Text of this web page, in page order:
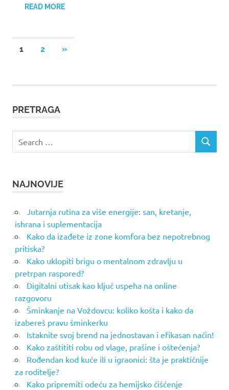
READ MORE
Пагинација
1 2
NEXT
»
PRETRAGA
for:
SEARCH
NAJNOVIJE
Jutarnja rutina za više energije: san, kretanje,
ishrana i suplementacija
Kako da izađete iz zone komfora bez nepotrebnog
pritiska?
Kako uklopiti brigu o mentalnom zdravlju u
pretrpan raspored?
Digitalni utisak kao ključ uspeha na online
razgovoru
Šminkanje na Voždovcu: koliko košta i kako da
izabereš pravu šminkerku
Istaknite svoj brend na jednostavan i efikasan način!
Kako zaštititi robu od vlage, prašine i oštećenja?
Rođendan kod kuće ili u igraonici: šta je praktičnije
za roditelje?
Kako pripremiti odeću za hemijsko čišćenje